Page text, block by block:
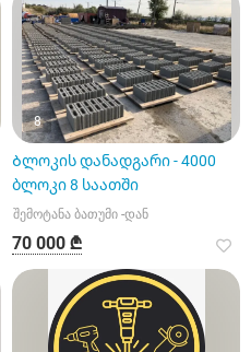
8
Ბლოკის დანადგარი - 4000
ბლოკი 8 საათში
შემოტანა ბათუმი -დან
70 000 ₾